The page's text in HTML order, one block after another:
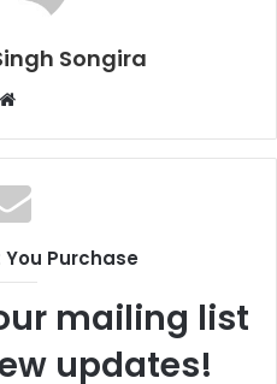
Songira
Website
Purchase
mailing list
updates!